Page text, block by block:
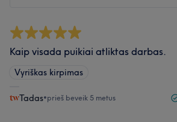
Kaip visada puikiai atliktas darbas.
Vyriškas kirpimas
Tadas•prieš beveik 5 metus